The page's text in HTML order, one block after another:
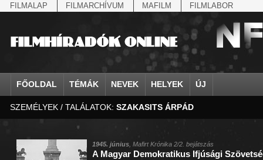
FILMALAP FILMARCHÍVUM MAFILM FILMLABOR
FŐOLDAL TÉMÁK NEVEK HELYEK ÚJ
agrárium
államfő
Állatkert
állatvilág
amerikai magyarok
Anschluss
antant
antant
április 4.
arisztokrácia
IV. Béla, magyar királ...
Aarons-Hughes, Ruth
Aczél György
Aczél Ilona
Ádám Zoltán
Ady Endre
Agárdi Gábor
Ágotai Géza, dr.
Aimone savoya-
Albert Ferenc
Albert Ferenc
Aarau
Abapuszta
Ácsteszér
Addisz-Abeba
Adony
Adua
Afrika
Alag
Albánia
SZEMÉLYEK / TALÁLATOK:SZAKASITS ÁRPÁD
1945. június , Mafirt Krónika 2/2. bejátszás
A Magyar Demokratikus Ifjúsági